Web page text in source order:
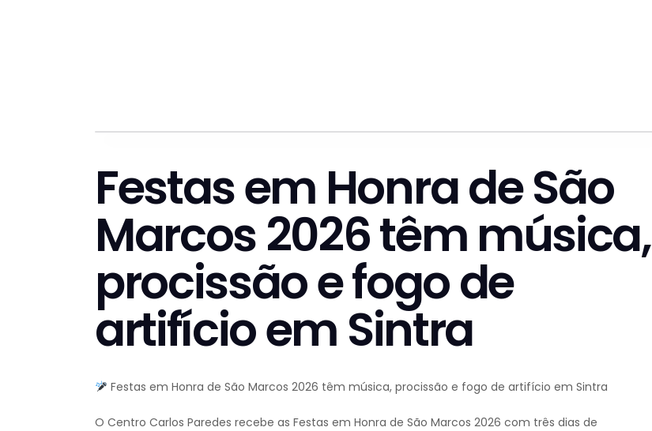
Festas em Honra de São
Marcos 2026 têm música,
procissão e fogo de
artifício em Sintra
Festas em Honra de São Marcos 2026 têm música, procissão e fogo de artifício em Sintra
O Centro Carlos Paredes recebe as Festas em Honra de São Marcos 2026 com três dias de